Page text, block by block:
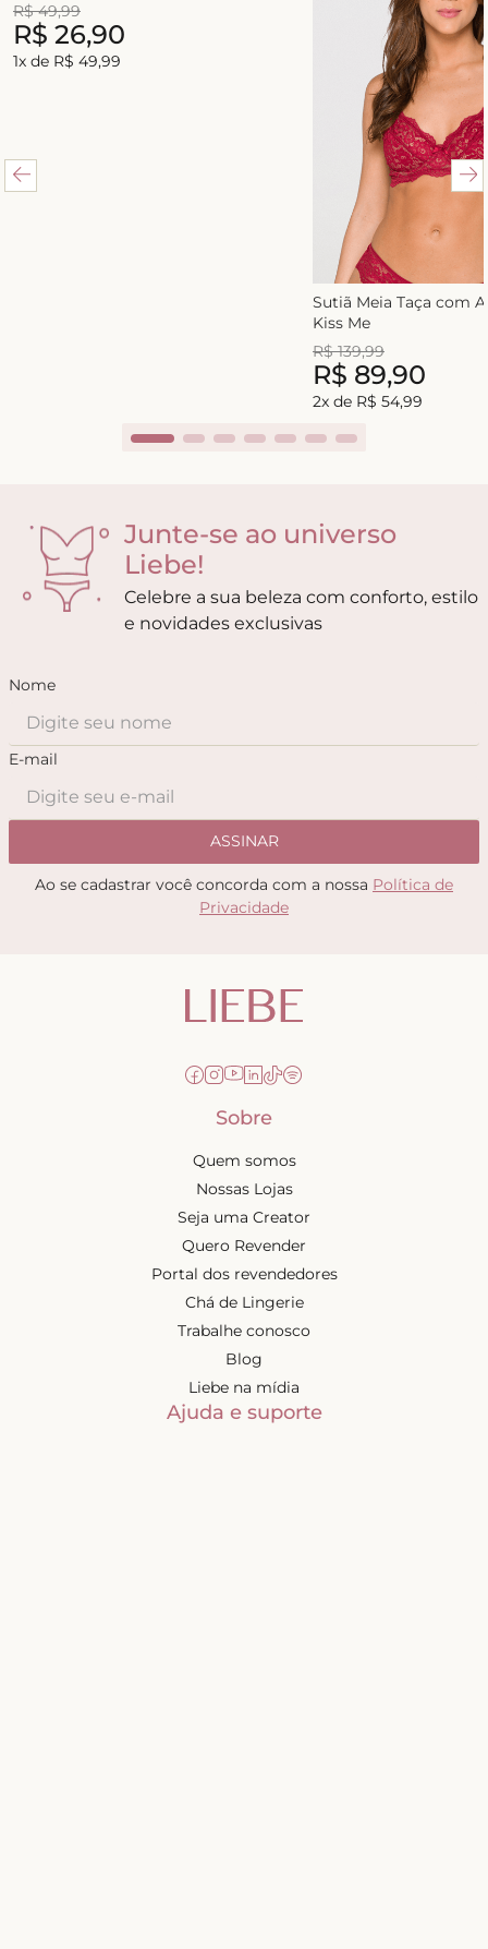
R$ 49,99
R$ 26,90
1x de R$ 49,99
Sutiã Meia Taça com
Kiss Me
R$ 139,99
R$ 89,90
2x de R$ 54,99
Junte-se ao universo
Liebe!
Celebre a sua beleza com conforto, estilo
e novidades exclusivas
Nome
E-mail
ASSINAR
Ao se cadastrar você concorda com a nossa Política de
Privacidade
Sobre
Quem somos
Nossas Lojas
Seja uma Creator
Quero Revender
Portal dos revendedores
Chá de Lingerie
Trabalhe conosco
Blog
Liebe na mídia
Ajuda e suporte